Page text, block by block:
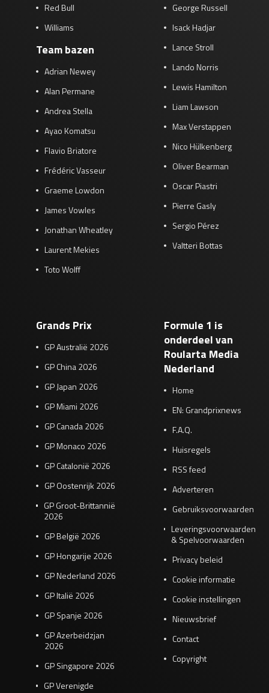
Red Bull
Williams
Team bazen
Adrian Newey
Alan Permane
Andrea Stella
Ayao Komatsu
Flavio Briatore
Frédéric Vasseur
Graeme Lowdon
James Vowles
Jonathan Wheatley
Laurent Mekies
Toto Wolff
George Russell
Isack Hadjar
Lance Stroll
Lando Norris
Lewis Hamilton
Liam Lawson
Max Verstappen
Nico Hülkenberg
Oliver Bearman
Oscar Piastri
Pierre Gasly
Sergio Pérez
Valtteri Bottas
Grands Prix
GP Australië 2026
GP China 2026
GP Japan 2026
GP Miami 2026
GP Canada 2026
GP Monaco 2026
GP Catalonië 2026
GP Oostenrijk 2026
GP Groot-Brittannië
2026
GP België 2026
GP Hongarije 2026
GP Nederland 2026
GP Italië 2026
GP Spanje 2026
GP Azerbeidzjan
2026
GP Singapore 2026
GP Verenigde
Formule 1 is
onderdeel van
Roularta Media
Nederland
Home
EN: Grandprixnews
F.A.Q.
Huisregels
RSS feed
Adverteren
Gebruiksvoorwaarden
Leveringsvoorwaarden
& Spelvoorwaarden
Privacy beleid
Cookie informatie
Cookie instellingen
Nieuwsbrief
Contact
Copyright